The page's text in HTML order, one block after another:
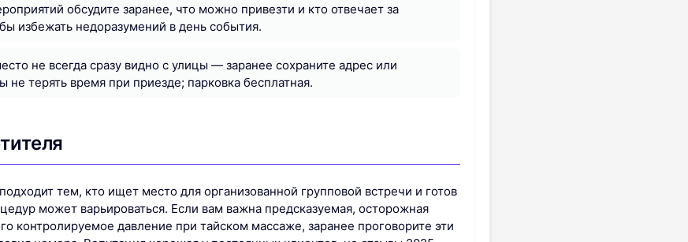
обсудите заранее, что можно привезти и кто отвечает за
избежать недоразумений в день события.
не всегда сразу видно с улицы — заранее сохраните адрес или
не терять время при приезде; парковка бесплатная.
тем, кто ищет место для организованной групповой встречи и готов
может варьироваться. Если вам важна предсказуемая, осторожная
контролируемое давление при тайском массаже, заранее проговорите эти